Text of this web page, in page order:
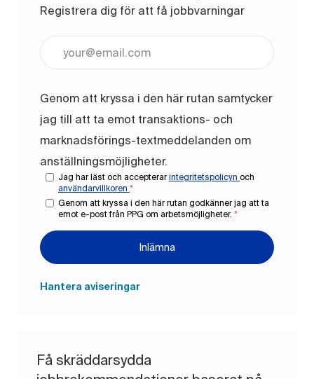
Registrera dig för att få jobbvarningar
Genom att kryssa i den här rutan samtycker
jag till att ta emot transaktions- och
marknadsförings-textmeddelanden om
anställningsmöjligheter.
Jag har läst och accepterarintegritetspolicyn och
användarvillkoren *
Genom att kryssa i den här rutan godkänner jag att ta
emot e-post från PPG om arbetsmöjligheter. *
Inlämna
Hantera aviseringar
Få skräddarsydda